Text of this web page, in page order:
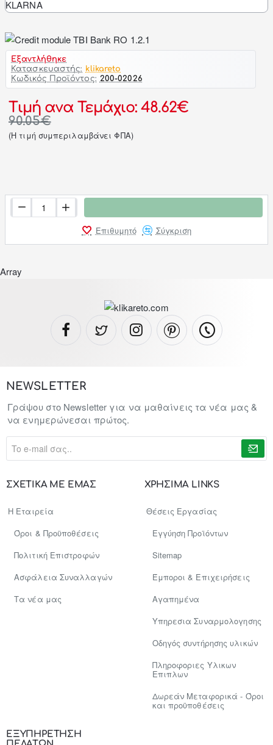
Εξαντλήθηκε
Κατασκευαστής: klikareto
Κωδικός Προϊόντος: 200-02026
Τιμή ανα Τεμάχιο: 48.62€
90.05€
(H τιμή συμπεριλαμβάνει ΦΠΑ)
Επιθυμητό Σύγκριση
Array
ΣΧΕΤΙΚΑ ΜΕ ΕΜΑΣ
Η Εταιρεία
Όροι & Προϋποθέσεις
Πολιτική Επιστροφών
Ασφάλεια Συναλλαγών
Tα νέα μας
ΧΡΗΣΙΜΑ LINKS
Θέσεις Εργασίας
Εγγύηση Προϊόντων
Sitemap
Έμποροι & Επιχειρήσεις
Αγαπημένα
Υπηρεσια Συναρμολογησης
Οδηγός συντήρησης υλικών
Πληροφοριες Υλικων
Επιπλων
Δωρεάν Μεταφορικά - Όροι
και προϋποθέσεις
ΕΞΥΠΗΡΕΤΗΣΗ
NEWSLETTER
Γράψου στο Newsletter για να μαθαίνεις τα νέα μας &
να ενημερώνεσαι πρώτος.
σας..